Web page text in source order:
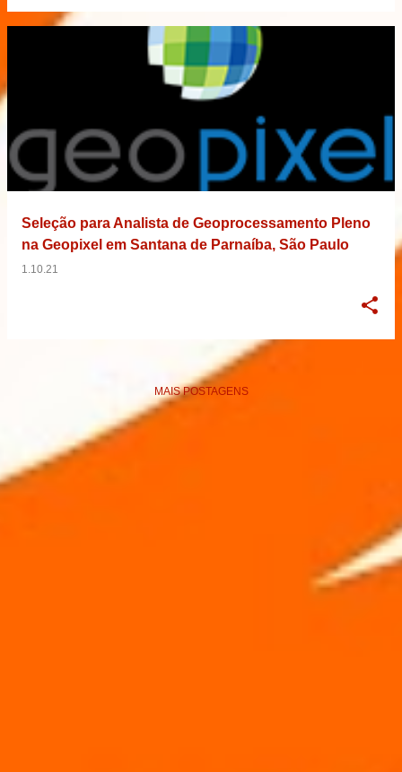
Seleção para Analista de Geoprocessamento Pleno
na Geopixel em Santana de Parnaíba, São Paulo
1.10.21
MAIS POSTAGENS